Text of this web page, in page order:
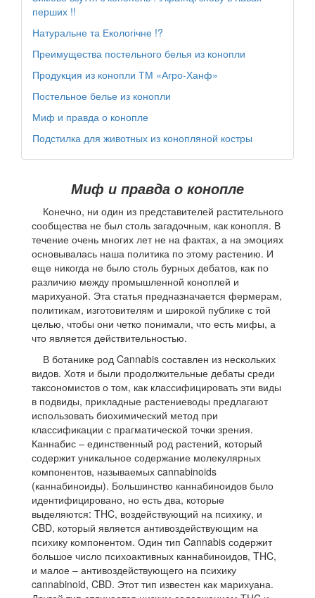
перших !!
Натуральне та Екологічне !?
Преимущества постельного белья из конопли
Продукция из конопли ТМ «Агро-Ханф»
Постельное белье из конопли
Миф и правда о конопле
Подстилка для животных из конопляной костры
Миф и правда о конопле
Конечно, ни один из представителей растительного
сообщества не был столь загадочным, как конопля. В
течение очень многих лет не на фактах, а на эмоциях
основывалась наша политика по этому растению. И
еще никогда не было столь бурных дебатов, как по
различию между промышленной коноплей и
марихуаной. Эта статья предназначается фермерам,
политикам, изготовителям и широкой публике с той
целью, чтобы они четко понимали, что есть мифы, а
что является действительностью.
В ботанике род Cannabis составлен из нескольких
видов. Хотя и были продолжительные дебаты среди
таксономистов о том, как классифицировать эти виды
в подвиды, прикладные растениеводы предлагают
использовать биохимический метод при
классификации с прагматической точки зрения.
Каннабис – единственный род растений, который
содержит уникальное содержание молекулярных
компонентов, называемых cannabinoids
(каннабиноиды). Большинство каннабиноидов было
идентифицировано, но есть два, которые
выделяются: THC, воздействующий на психику, и
CBD, который является антивоздействующим на
психику компонентом. Один тип Cannabis содержит
большое число психоактивных каннабиноидов, THC,
и малое – антивоздействующего на психику
cannabinoid, CBD. Этот тип известен как марихуана.